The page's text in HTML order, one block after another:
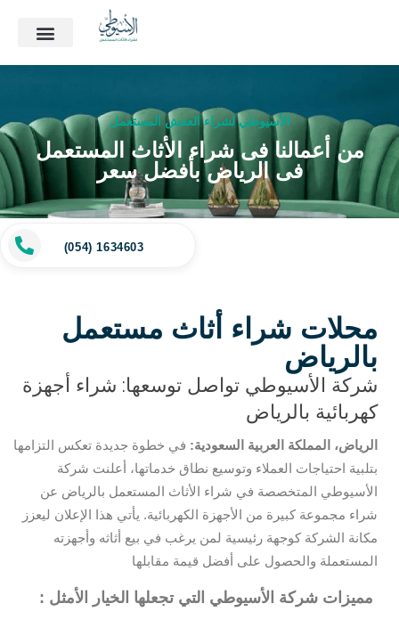
الأسيوطي لشراء العفش المستعمل
من أعمالنا فى شراء الأثاث المستعمل
فى الرياض بأفضل سعر
محلات شراء أثاث مستعمل
بالرياض
شركة الأسيوطي تواصل توسعها: شراء أجهزة
كهربائية بالرياض
الرياض، المملكة العربية السعودية: في خطوة جديدة تعكس التزامها
بتلبية احتياجات العملاء وتوسيع نطاق خدماتها، أعلنت شركة
الأسيوطي المتخصصة في شراء الأثاث المستعمل بالرياض عن
شراء مجموعة كبيرة من الأجهزة الكهربائية. يأتي هذا الإعلان ليعزز
مكانة الشركة كوجهة رئيسية لمن يرغب في بيع أثاثه وأجهزته
المستعملة والحصول على أفضل قيمة مقابلها
(054) 1634603